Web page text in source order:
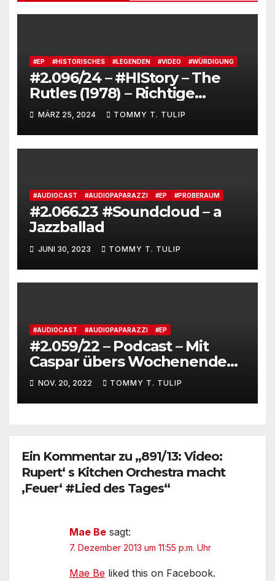
#EP #HISTORISCHES #LEGENDEN #VIDEO #WÜRDIGUNG
#2.096/24 – #HIStory – The
Rutles (1978) – Richtige
Geschichtsschreibung
MÄRZ 25, 2024 TOMMY T. TULIP
#AUDIOCAST #AUDIOPAPARAZZI #EP #PROBERAUM
#2.066.23 #Soundcloud – a
Jazzballad
JUNI 30, 2023 TOMMY T. TULIP
#AUDIOCAST #AUDIOPAPARAZZI #EP
#2.059/22 – Podcast – Mit
Caspar übers Wochenende
gepodcastet #netzgefischt –
Hoch die Hände,
Wochenende.
NOV. 20, 2022 TOMMY T. TULIP
Ein Kommentar zu „891/13: Video:
Rupert‘ s Kitchen Orchestra macht
‚Feuer‘ #Lied des Tages“
Mae Be sagt:
7. Dezember 2013 um 11:55 p.m. Uhr
Mae Be liked this on Facebook.